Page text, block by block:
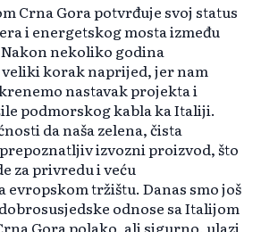
Crna Gora potvrđuje svoj status
i energetskog mosta između
nekoliko godina
veliki korak naprijed, jer nam
nastavak projekta i
podmorskog kabla ka Italiji.
da naša zelena, čista
izvozni proizvod, što
za privredu i veću
tržištu. Danas smo još
odnose sa Italijom